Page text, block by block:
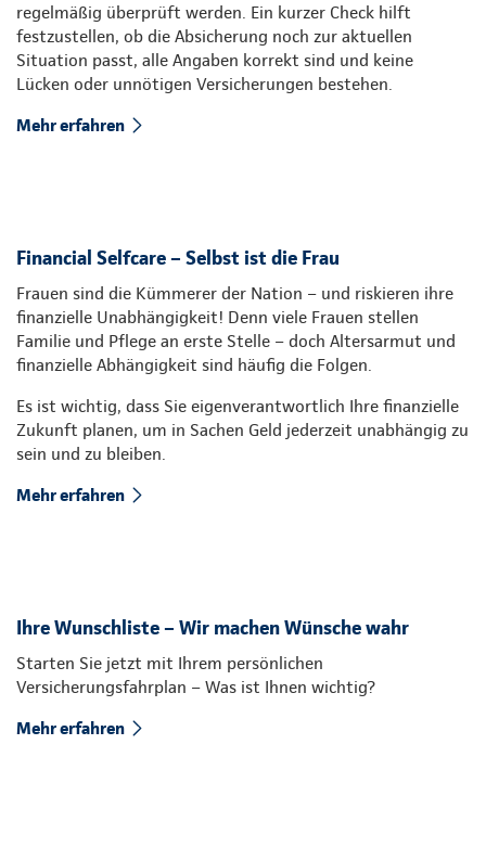
regelmäßig überprüft werden. Ein kurzer Check hilft
festzustellen, ob die Absicherung noch zur aktuellen
Situation passt, alle Angaben korrekt sind und keine
Lücken oder unnötigen Versicherungen bestehen.
Mehr erfahren
Financial Selfcare – Selbst ist die Frau
Frauen sind die Kümmerer der Nation – und riskieren ihre
finanzielle Unabhängigkeit! Denn viele Frauen stellen
Familie und Pflege an erste Stelle – doch Altersarmut und
finanzielle Abhängigkeit sind häufig die Folgen.
Es ist wichtig, dass Sie eigenverantwortlich Ihre finanzielle
Zukunft planen, um in Sachen Geld jederzeit unabhängig zu
sein und zu bleiben.
Mehr erfahren
Ihre Wunschliste – Wir machen Wünsche wahr
Starten Sie jetzt mit Ihrem persönlichen
Versicherungsfahrplan – Was ist Ihnen wichtig?
Mehr erfahren